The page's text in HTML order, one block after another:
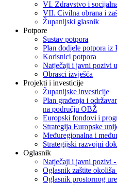
VI. Zdravstvo i
VII. Civilna obrana i
Županijski glasnik
Potpore
Sustav potpora
Plan dodjele potpora iz
Korisnici potpora
Natječaji i javni pozivi
Obrasci izvješća
Projekti i investicije
Županijske investicije
Plan građenja i
na području OBŽ
Europski fondovi i
Strategija Europske
Međuregionalna i
Strategijski razvojni
Oglasnik
Natječaji i javni pozivi
Oglasnik zaštite
Oglasnik prostornog